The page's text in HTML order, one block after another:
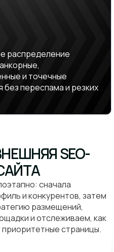
распределение
и точечные
переспама и резких
SEO-
сначала
и конкурентов, затем
размещений,
и отслеживаем, как
страницы.